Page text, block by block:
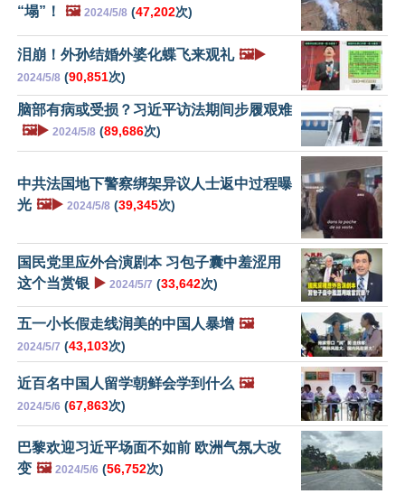
“塌”！
🖼️ 2024/5/8 (47,202次)
泪崩！外孙结婚外婆化蝶飞来观礼 🖼️▶️
2024/5/8 (90,851次)
脑部有病或受损？习近平访法期间步履艰难
🖼️▶️ 2024/5/8 (89,686次)
中共法国地下警察绑架异议人士返中过程曝
光 🖼️▶️ 2024/5/8 (39,345次)
国民党里应外合演剧本 习包子囊中羞涩用
这个当赏银 ▶️ 2024/5/7 (33,642次)
五一小长假走线润美的中国人暴增 🖼️
2024/5/7 (43,103次)
近百名中国人留学朝鲜会学到什么 🖼️
2024/5/6 (67,863次)
巴黎欢迎习近平场面不如前 欧洲气氛大改
变 🖼️ 2024/5/6 (56,752次)